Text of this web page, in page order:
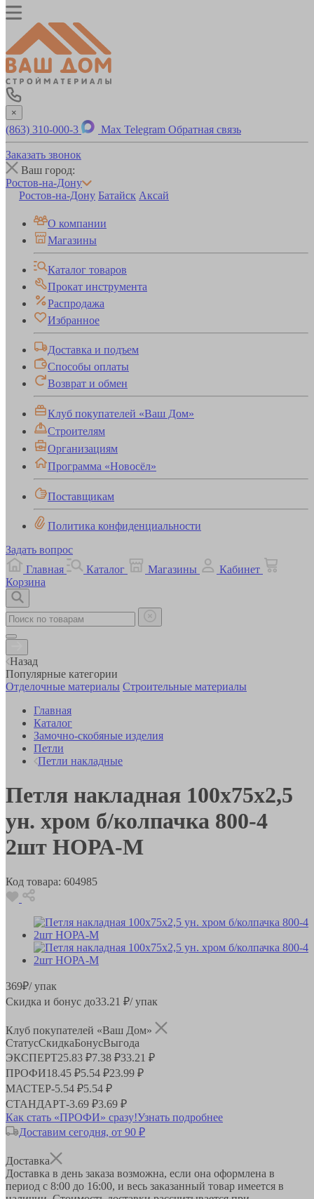
×
(863) 310-000-3 Max Telegram Обратная связь
Заказать звонок
Ваш город:
Ростов-на-Дону
Ростов-на-Дону Батайск Аксай
О компании
Магазины
Каталог товаров
Прокат инструмента
Распродажа
Избранное
Доставка и подъем
Способы оплаты
Возврат и обмен
Клуб покупателей «Ваш Дом»
Строителям
Организациям
Программа «Новосёл»
Поставщикам
Политика конфиденциальности
Задать вопрос
Главная
Каталог Магазины
Кабинет
Корзина
Назад
Популярные категории
Отделочные материалы Строительные материалы
Главная
Каталог
Замочно-скобяные изделия
Петли
Петли накладные
Петля накладная 100х75х2,5
ун. хром б/колпачка 800-4
2шт НОРА-М
Код товара: 604985
369₽/ упак
Скидка и бонус до33.21 ₽/ упак
Клуб покупателей «Ваш Дом»
СтатусСкидкаБонусВыгода
ЭКСПЕРТ25.83 ₽7.38 ₽33.21 ₽
ПРОФИ18.45 ₽5.54 ₽23.99 ₽
МАСТЕР-5.54 ₽5.54 ₽
СТАНДАРТ-3.69 ₽3.69 ₽
Как стать «ПРОФИ» сразу!Узнать подробнее
Доставим сегодня, от 90 ₽
Доставка
Доставка в день заказа возможна, если она оформлена в
период с 8:00 до 16:00, и весь заказанный товар имеется в